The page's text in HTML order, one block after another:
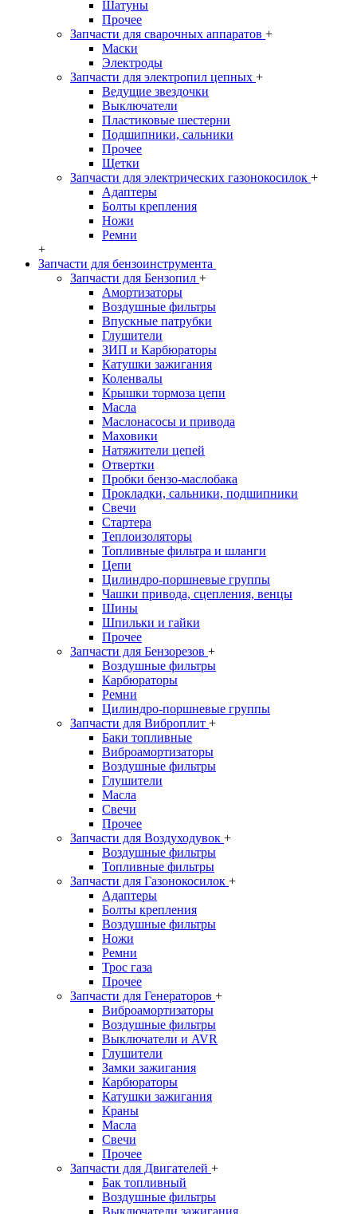
Шатуны
Прочее
Запчасти для сварочных аппаратов +
Маски
Электроды
Запчасти для электропил цепных +
Ведущие звездочки
Выключатели
Пластиковые шестерни
Подшипники, сальники
Прочее
Щетки
Запчасти для электрических газонокосилок +
Адаптеры
Болты крепления
Ножи
Ремни
+
Запчасти для бензоинструмента
Запчасти для Бензопил +
Амортизаторы
Воздушные фильтры
Впускные патрубки
Глушители
ЗИП и Карбюраторы
Катушки зажигания
Коленвалы
Крышки тормоза цепи
Масла
Маслонасосы и привода
Маховики
Натяжители цепей
Отвертки
Пробки бензо-маслобака
Прокладки, сальники, подшипники
Свечи
Стартера
Теплоизоляторы
Топливные фильтра и шланги
Цепи
Цилиндро-поршневые группы
Чашки привода, сцепления, венцы
Шины
Шпильки и гайки
Прочее
Запчасти для Бензорезов +
Воздушные фильтры
Карбюраторы
Ремни
Цилиндро-поршневые группы
Запчасти для Виброплит +
Баки топливные
Виброамортизаторы
Воздушные фильтры
Глушители
Масла
Свечи
Прочее
Запчасти для Воздуходувок +
Воздушные фильтры
Топливные фильтры
Запчасти для Газонокосилок +
Адаптеры
Болты крепления
Воздушные фильтры
Ножи
Ремни
Трос газа
Прочее
Запчасти для Генераторов +
Виброамортизаторы
Воздушные фильтры
Выключатели и AVR
Глушители
Замки зажигания
Карбюраторы
Катушки зажигания
Краны
Масла
Свечи
Прочее
Запчасти для Двигателей +
Бак топливный
Воздушные фильтры
Выключатели зажигания